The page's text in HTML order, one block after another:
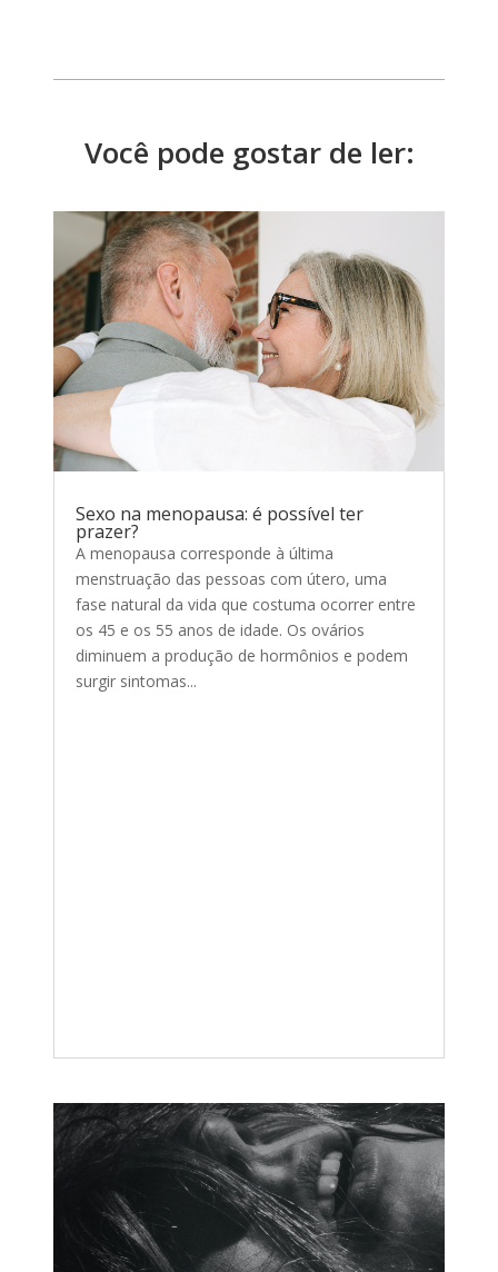
Você pode gostar de ler:
Sexo na menopausa: é possível ter
prazer?
A menopausa corresponde à última
menstruação das pessoas com útero, uma
fase natural da vida que costuma ocorrer entre
os 45 e os 55 anos de idade. Os ovários
diminuem a produção de hormônios e podem
surgir sintomas...